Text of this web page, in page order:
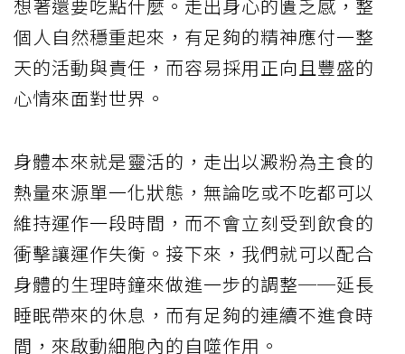
想著還要吃點什麼。走出身心的匱乏感，整
個人自然穩重起來，有足夠的精神應付一整
天的活動與責任，而容易採用正向且豐盛的
心情來面對世界。
身體本來就是靈活的，走出以澱粉為主食的
熱量來源單一化狀態，無論吃或不吃都可以
維持運作一段時間，而不會立刻受到飲食的
衝擊讓運作失衡。接下來，我們就可以配合
身體的生理時鐘來做進一步的調整──延長
睡眠帶來的休息，而有足夠的連續不進食時
間，來啟動細胞內的自噬作用。